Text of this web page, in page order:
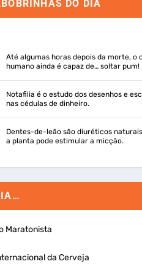
DO DIA
Até algumas horas depois da morte, o
humano ainda é capaz de… soltar pum!
Notafilia é o estudo dos desenhos e
nas cédulas de dinheiro.
Dentes-de-leão são diuréticos
a planta pode estimular a micção.
Maratonista
da Cerveja